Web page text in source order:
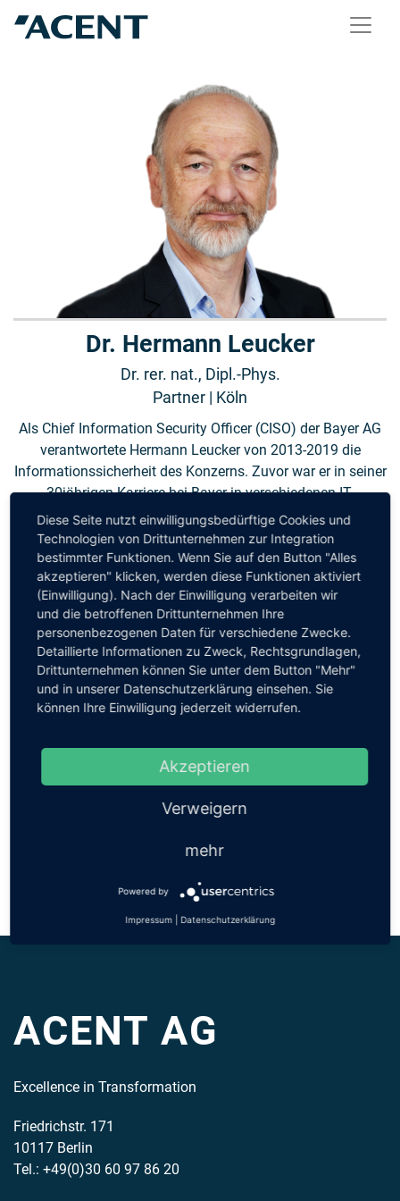
Dr. Hermann Leucker
Dr. rer. nat., Dipl.-Phys.
Partner | Köln
Als Chief Information Security Officer (CISO) der Bayer AG
verantwortete Hermann Leucker von 2013-2019 die
Informationssicherheit des Konzerns. Zuvor war er in seiner
30jährigen Karriere bei Bayer in verschiedenen IT-
Management-Positionen tätig.
Parallel hat Leucker maßgeblich den Aufbau der Deutschen
Cyber Sicherheitsorganisation GmbH (DCSO), eines Joint
Ventures von Allianz, BASF, Bayer und VW, mitgestaltet. Die
DCSO gilt als nationales Kompetenzzentrum für
Cybersicherheit.
Als ACENT-Partner berät Hermann Leucker Unternehmen
beim Aufbau von Cybersicherheits-Programmen, der
Zurück
ACENT AG
Excellence in Transformation
Friedrichstr. 171
10117 Berlin
Tel.: +49(0)30 60 97 86 20
Diese Seite nutzt einwilligungsbedürftige Cookies und
Technologien von Drittunternehmen zur Integration
bestimmter Funktionen. Wenn Sie auf den Button "Alles
akzeptieren" klicken, werden diese Funktionen aktiviert
(Einwilligung). Nach der Einwilligung verarbeiten wir
und die betroffenen Drittunternehmen Ihre
personenbezogenen Daten für verschiedene Zwecke.
Detaillierte Informationen zu Zweck, Rechtsgrundlagen,
Drittunternehmen können Sie unter dem Button "Mehr"
und in unserer Datenschutzerklärung einsehen. Sie
können Ihre Einwilligung jederzeit widerrufen.
Akzeptieren
Verweigern
mehr
Powered by
Impressum Datenschutzerklärung